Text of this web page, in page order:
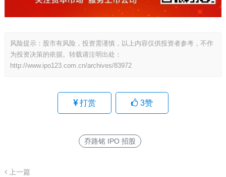
风险提示：股市有风险，投资需谨慎，以上内容仅供投资者参考，不作
为投资决策的依据。转载请注明出处：
http://www.ipo123.com.cn/archives/83972
打赏 3赞
乔路铭 IPO 招股
上一篇